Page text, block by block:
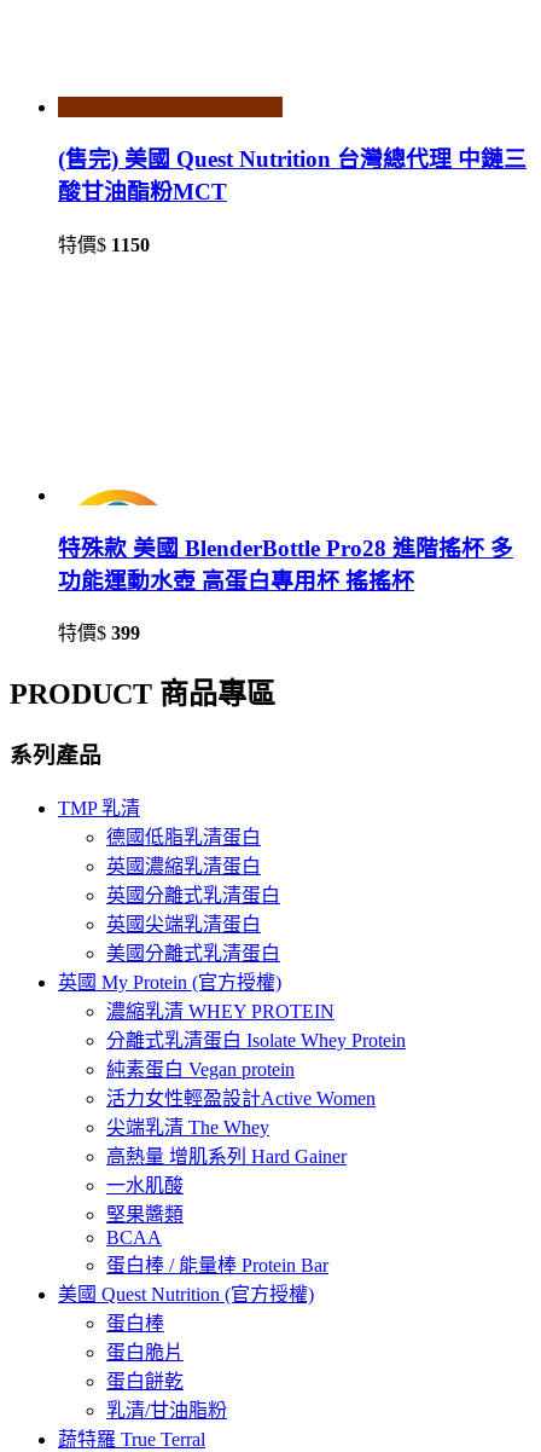
(售完) 美國 Quest Nutrition 台灣總代理 中鏈三
酸甘油酯粉MCT
特價$ 1150
特殊款 美國 BlenderBottle Pro28 進階搖杯 多
功能運動水壺 高蛋白專用杯 搖搖杯
特價$ 399
PRODUCT 商品專區
系列產品
TMP 乳清
德國低脂乳清蛋白
英國濃縮乳清蛋白
英國分離式乳清蛋白
英國尖端乳清蛋白
美國分離式乳清蛋白
英國 My Protein (官方授權)
濃縮乳清 WHEY PROTEIN
分離式乳清蛋白 Isolate Whey Protein
純素蛋白 Vegan protein
活力女性輕盈設計Active Women
尖端乳清 The Whey
高熱量 增肌系列 Hard Gainer
一水肌酸
堅果醬類
BCAA
蛋白棒 / 能量棒 Protein Bar
美國 Quest Nutrition (官方授權)
蛋白棒
蛋白脆片
蛋白餅乾
乳清/甘油脂粉
蔬特羅 True Terral